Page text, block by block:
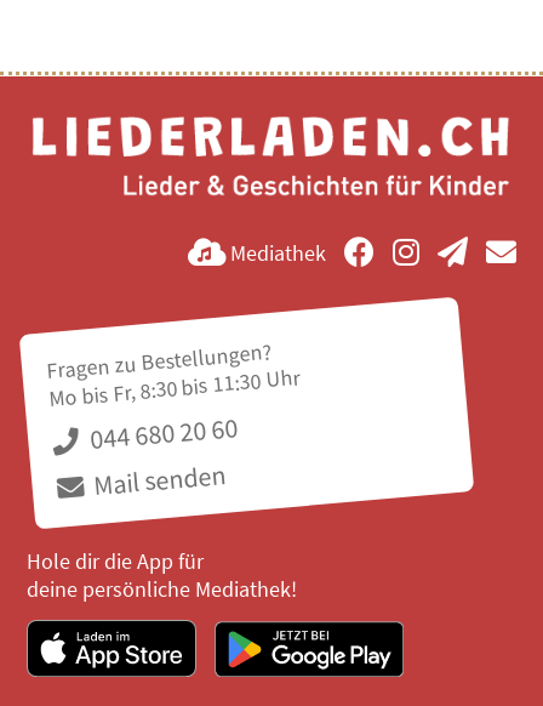
Mediathek
Fragen zu Bestellungen?
Mo bis Fr, 8:30 bis 11:30 Uhr
044 680 20 60
Mail senden
Hole dir die App für
deine persönliche Mediathek!